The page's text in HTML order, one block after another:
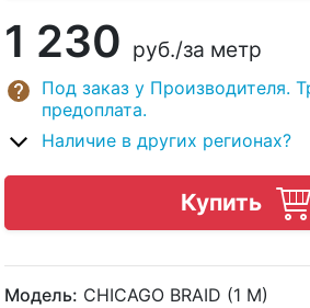
1 230 руб./за метр
Под заказ у Производителя.
предоплата.
Наличие в других регионах?
Купить
Модель: CHICAGO BRAID (1 M)